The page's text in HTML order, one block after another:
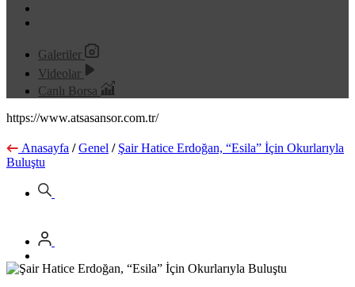
Galeriler
Videolar
Canlı Borsa
https://www.atsasansor.com.tr/
Anasayfa / Genel / Şair Hatice Erdoğan, “Esila” İçin Okurlarıyla
Buluştu